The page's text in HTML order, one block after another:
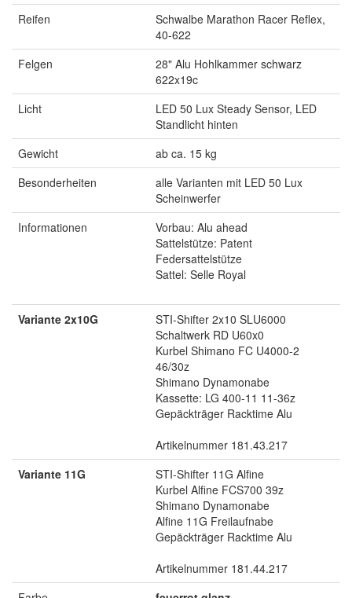
Reifen
Schwalbe Marathon Racer Reflex,
40-622
Felgen
28" Alu Hohlkammer schwarz
622x19c
Licht
LED 50 Lux Steady Sensor, LED
Standlicht hinten
Gewicht
ab ca. 15 kg
Besonderheiten
alle Varianten mit LED 50 Lux
Scheinwerfer
Informationen
Vorbau: Alu ahead
Sattelstütze: Patent
Federsattelstütze
Sattel: Selle Royal
Variante 2x10G
STI-Shifter 2x10 SLU6000
Schaltwerk RD U60x0
Kurbel Shimano FC U4000-2
46/30z
Shimano Dynamonabe
Kassette: LG 400-11 11-36z
Gepäckträger Racktime Alu
Artikelnummer 181.43.217
Variante 11G
STI-Shifter 11G Alfine
Kurbel Alfine FCS700 39z
Shimano Dynamonabe
Alfine 11G Freilaufnabe
Gepäckträger Racktime Alu
Artikelnummer 181.44.217